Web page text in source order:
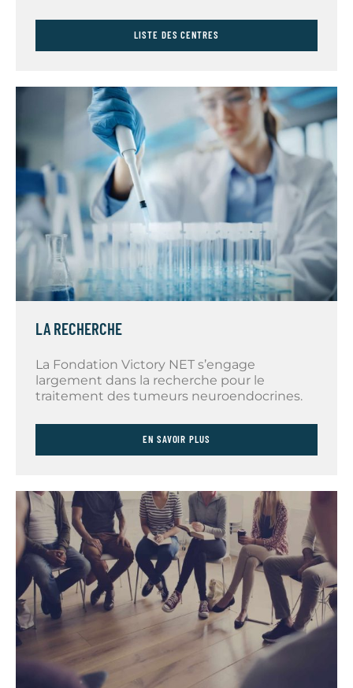
LISTE DES CENTRES
LA RECHERCHE
La Fondation Victory NET s’engage
largement dans la recherche pour le
traitement des tumeurs neuroendocrines.
EN SAVOIR PLUS